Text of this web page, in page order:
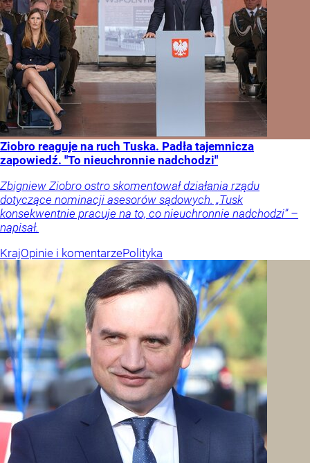
Ziobro reaguje na ruch Tuska. Padła tajemnicza
zapowiedź. "To nieuchronnie nadchodzi"
Zbigniew Ziobro ostro skomentował działania rządu
dotyczące nominacji asesorów sądowych. „Tusk
konsekwentnie pracuje na to, co nieuchronnie nadchodzi” –
napisał.
KrajOpinie i komentarzePolityka